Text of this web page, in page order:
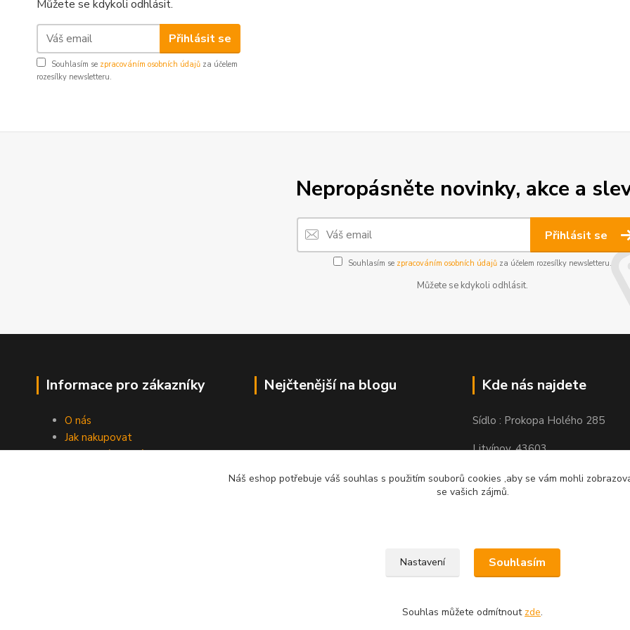
Můžete se kdykoli odhlásit.
Přihlásit se
Souhlasím se zpracováním osobních údajů za účelem
rozesílky newsletteru.
Nepropásněte novinky, akce a
Přihlásit se
Souhlasím se zpracováním osobních údajů za účelem rozesílky newsletteru.
Můžete se kdykoli odhlásit.
Informace pro zákazníky
O nás
Jak nakupovat
Obchodní podmínky
Nejčtenější na blogu Kde nás najdete
Sídlo : Prokopa Holého 285
Litvínov, 43603
Výdejní místo: Chudeřínská 109
Náš eshop potřebuje váš souhlas s použitím souborů cookies ,aby se vám mohli
se vašich zájmů.
Nastavení Souhlasím
Souhlas můžete odmítnout zde.